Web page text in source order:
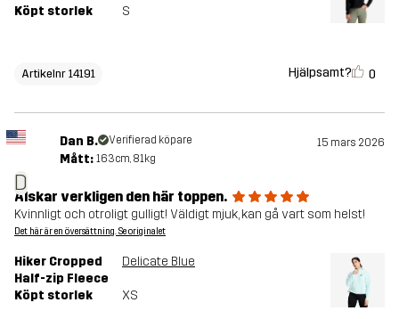
Köpt storlek
S
Artikelnr 14191 Hjälpsamt? 0
D
Dan B. Verifierad köpare 15 mars 2026
Mått: 163cm, 81kg
Älskar verkligen den här toppen.
Kvinnligt och otroligt gulligt! Väldigt mjuk, kan gå vart som helst!
Det här är en översättning. Se originalet
Hiker Cropped
Half-zip Fleece
Delicate Blue
Köpt storlek XS